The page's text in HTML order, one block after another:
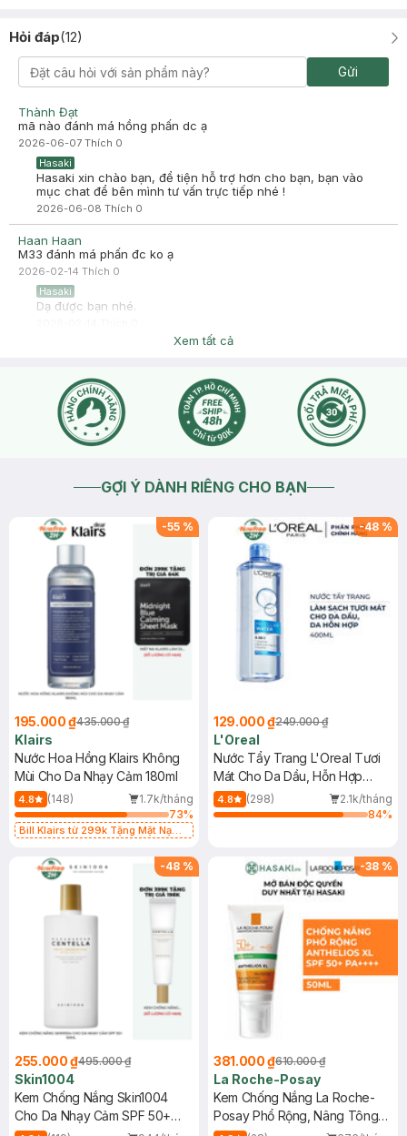
Hỏi đáp(12)
Gửi
Thành Đạt
mã nào đánh má hồng phấn dc ạ
2026-06-07 Thích 0
Hasaki
Hasaki xin chào bạn, để tiện hỗ trợ hơn cho bạn, bạn vào
mục chat để bên mình tư vấn trực tiếp nhé !
2026-06-08 Thích 0
Haan Haan
M33 đánh má phấn đc ko ạ
2026-02-14 Thích 0
Hasaki
Dạ được bạn nhé.
Xem tất cả
GỢI Ý DÀNH RIÊNG CHO BẠN
-55 %
195.000 ₫435.000 ₫
Klairs
Nước Hoa Hồng Klairs Không
Mùi Cho Da Nhạy Cảm 180ml
4.8 (148)
1.7k/tháng
73%
Bill Klairs từ 299k Tặng Mặt Nạ
25ml (SL Có Hạn)
-48 %
129.000 ₫249.000 ₫
L'Oreal
Nước Tẩy Trang L'Oreal Tươi
Mát Cho Da Dầu, Hỗn Hợp
400ml
4.8 (298)
2.1k/tháng
84%
-48 %
255.000 ₫495.000 ₫
Skin1004
Kem Chống Nắng Skin1004
Cho Da Nhạy Cảm SPF 50+
-38 %
381.000 ₫610.000 ₫
La Roche-Posay
Kem Chống Nắng La Roche-
Posay Phổ Rộng, Nâng Tông